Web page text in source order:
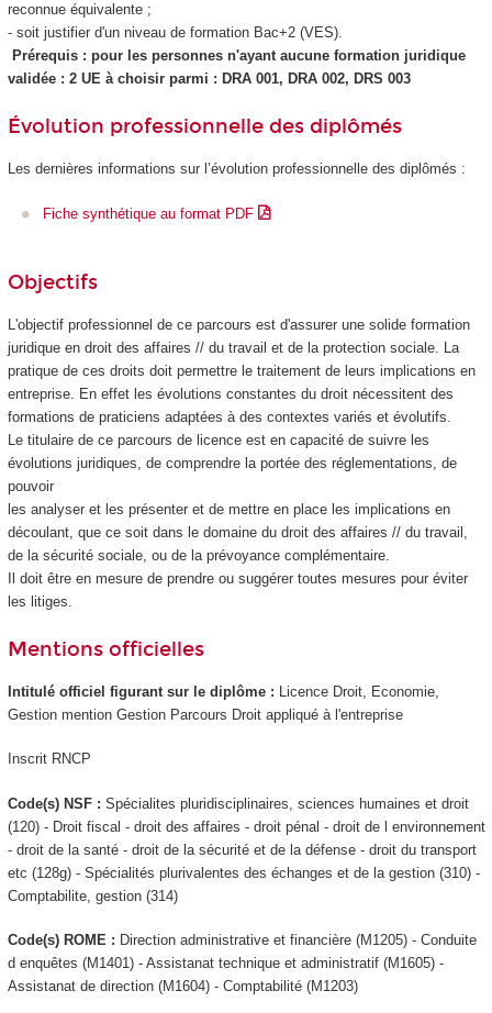
reconnue équivalente ;
- soit justifier d'un niveau de formation Bac+2 (VES).
Prérequis : pour les personnes n'ayant aucune formation juridique
validée : 2 UE à choisir parmi : DRA 001, DRA 002, DRS 003
Évolution professionnelle des diplômés
Les dernières informations sur l’évolution professionnelle des diplômés :
Fiche synthétique au format PDF
Objectifs
L'objectif professionnel de ce parcours est d'assurer une solide formation
juridique en droit des affaires // du travail et de la protection sociale. La
pratique de ces droits doit permettre le traitement de leurs implications en
entreprise. En effet les évolutions constantes du droit nécessitent des
formations de praticiens adaptées à des contextes variés et évolutifs.
Le titulaire de ce parcours de licence est en capacité de suivre les
évolutions juridiques, de comprendre la portée des réglementations, de
pouvoir
les analyser et les présenter et de mettre en place les implications en
découlant, que ce soit dans le domaine du droit des affaires // du travail,
de la sécurité sociale, ou de la prévoyance complémentaire.
Il doit être en mesure de prendre ou suggérer toutes mesures pour éviter
les litiges.
Mentions officielles
Intitulé officiel figurant sur le diplôme :
Licence Droit, Economie,
Gestion mention Gestion Parcours Droit appliqué à l'entreprise
Inscrit RNCP
Code(s) NSF : Spécialites pluridisciplinaires, sciences humaines et droit
(120) - Droit fiscal - droit des affaires - droit pénal - droit de l environnement
- droit de la santé - droit de la sécurité et de la défense - droit du transport
etc (128g) - Spécialités plurivalentes des échanges et de la gestion (310) -
Comptabilite, gestion (314)
Code(s) ROME : Direction administrative et financière (M1205) - Conduite
d enquêtes (M1401) - Assistanat technique et administratif (M1605) -
Assistanat de direction (M1604) - Comptabilité (M1203)